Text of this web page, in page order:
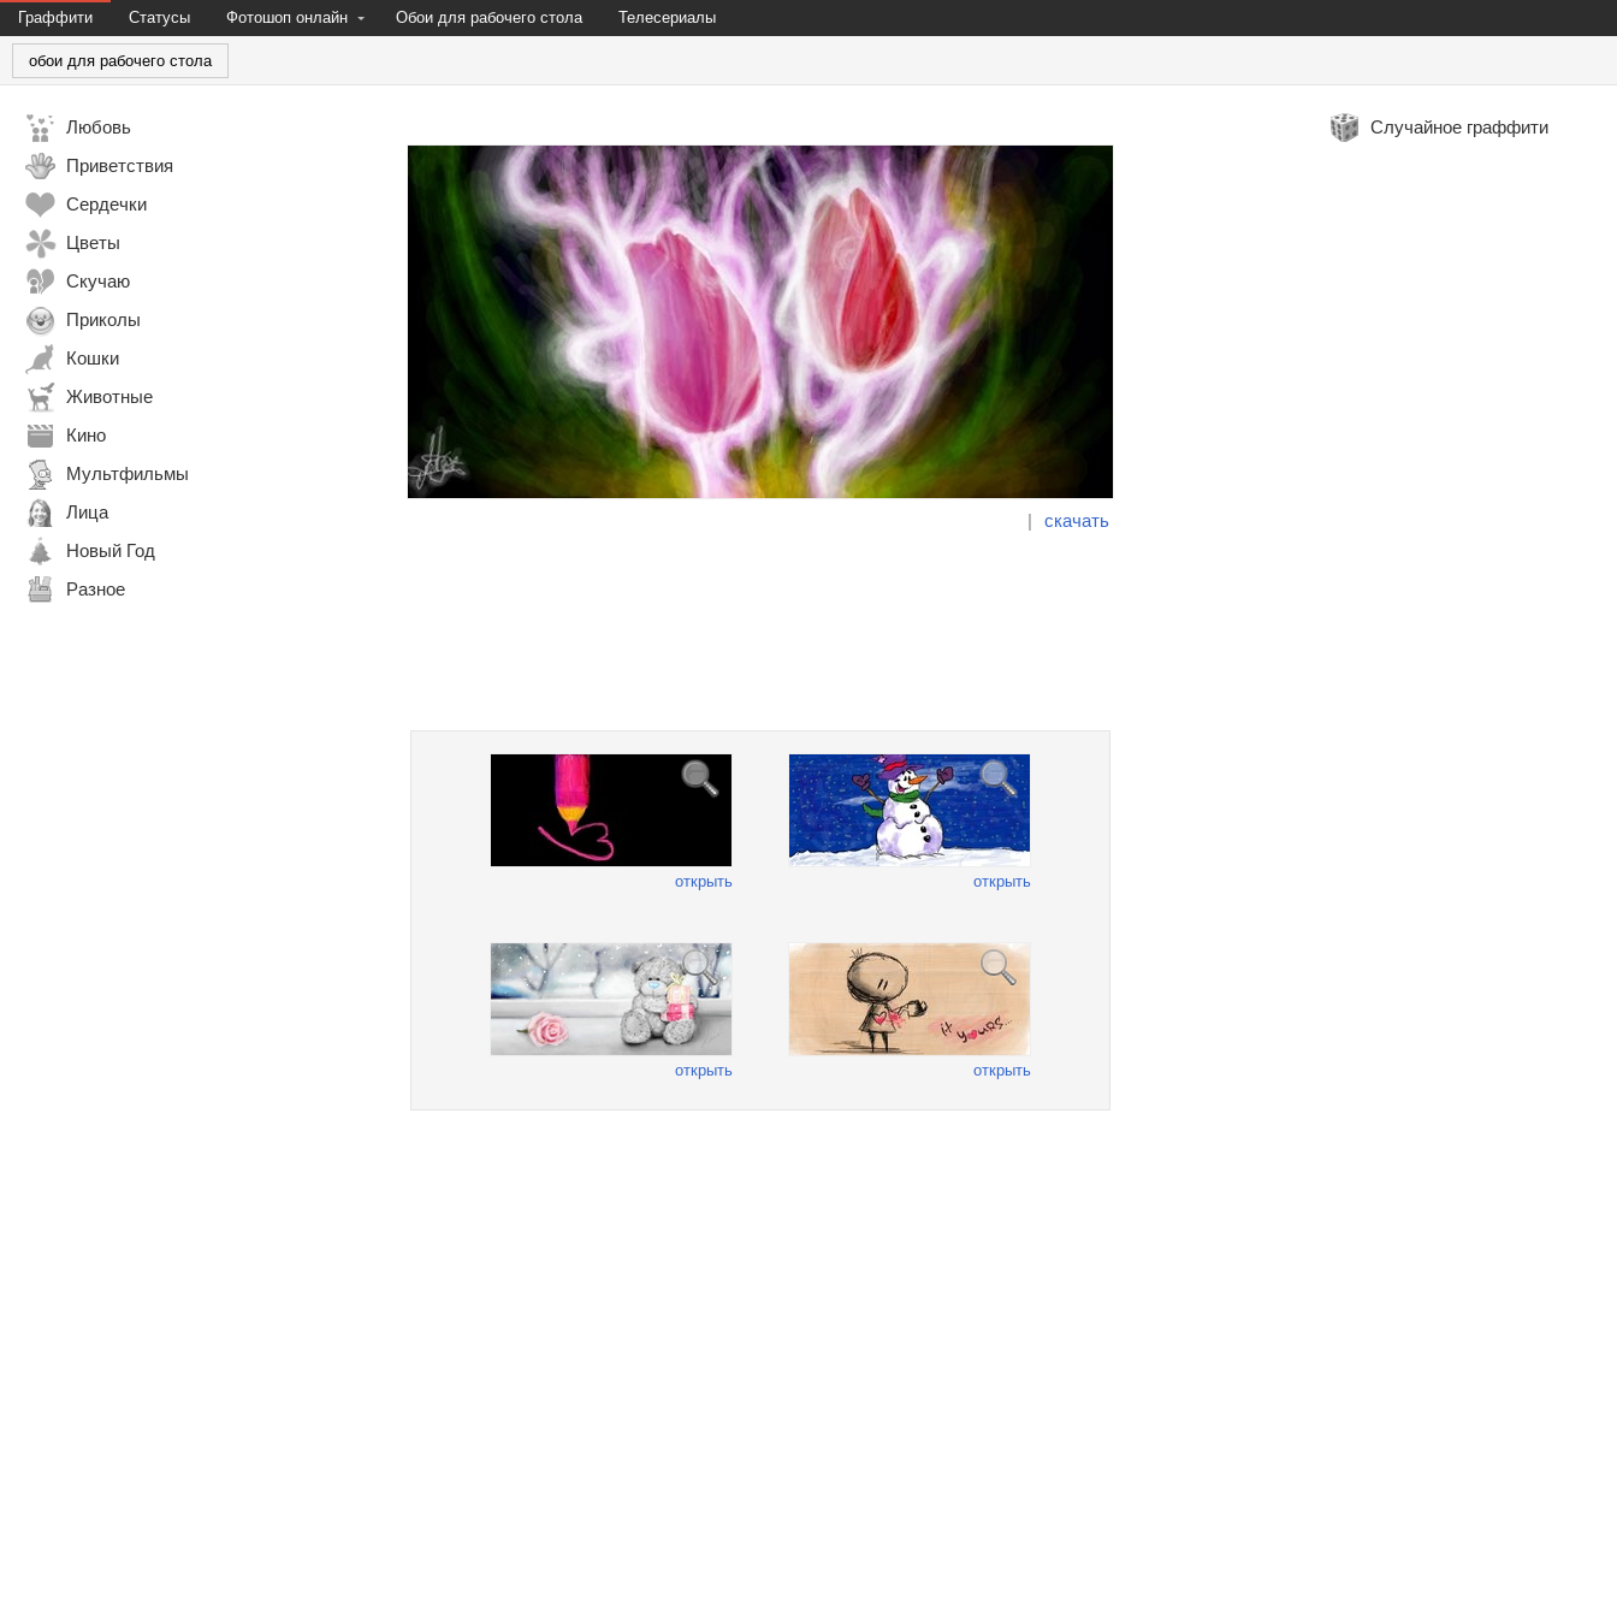
Граффити Статусы Фотошоп онлайн Обои для рабочего стола Телесериалы
обои для рабочего стола
Любовь
Приветствия
Сердечки
Цветы
Скучаю
Приколы
Кошки
Животные
Кино
Мультфильмы
Лица
Новый Год
Разное
| скачать
открыть открыть
открыть открыть
Случайное граффити